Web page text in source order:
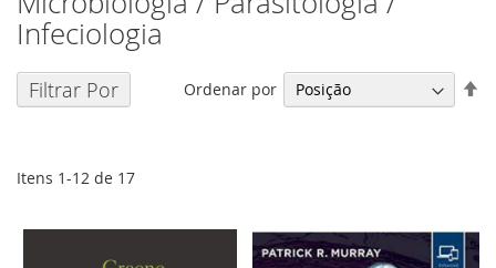
Infeciologia
Itens 1-12 de 17
Ordenar por
Filtrar Por